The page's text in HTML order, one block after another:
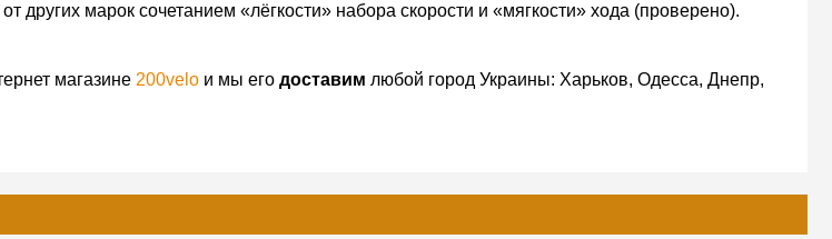
марок сочетанием «лёгкости» набора скорости и «мягкости» хода (проверено).
магазине 200velo и мы его доставим любой город Украины: Харьков, Одесса, Днепр,